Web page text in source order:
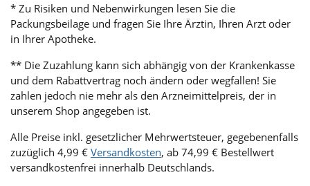
* Zu Risiken und Nebenwirkungen lesen Sie die
Packungsbeilage und fragen Sie Ihre Ärztin, Ihren Arzt oder
in Ihrer Apotheke.
** Die Zuzahlung kann sich abhängig von der Krankenkasse
und dem Rabattvertrag noch ändern oder wegfallen! Sie
zahlen jedoch nie mehr als den Arzneimittelpreis, der in
unserem Shop angegeben ist.
Alle Preise inkl. gesetzlicher Mehrwertsteuer, gegebenenfalls
zuzüglich 4,99 € Versandkosten, ab 74,99 € Bestellwert
versandkostenfrei innerhalb Deutschlands.